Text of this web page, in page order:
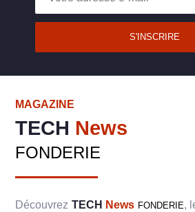
S'INSCRIRE
TECH News
FONDERIE
MAGAZINE
Découvrez TECH News FONDERIE,